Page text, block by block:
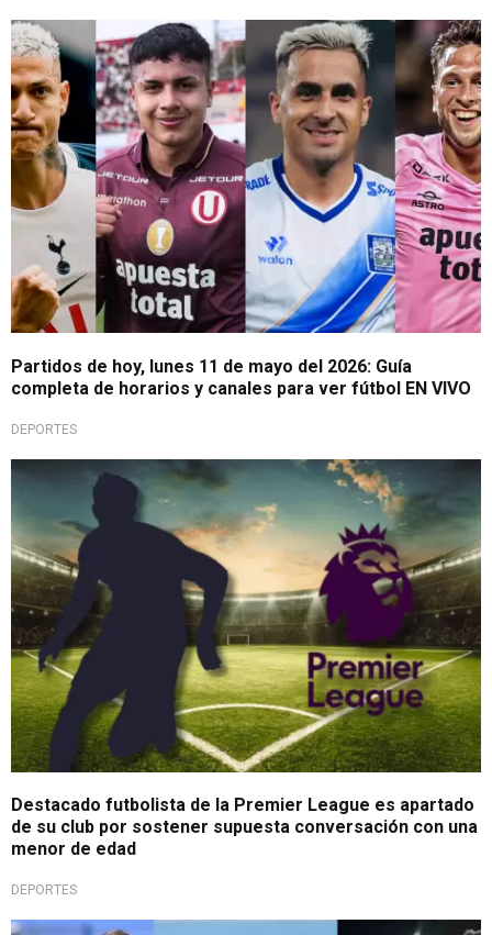
A tomar nota
Partidos de hoy, lunes 11 de mayo del 2026: Guía
completa de horarios y canales para ver fútbol EN VIVO
DEPORTES
Polémica en Inglaterra
Destacado futbolista de la Premier League es apartado
de su club por sostener supuesta conversación con una
menor de edad
DEPORTES